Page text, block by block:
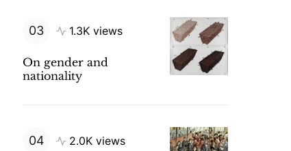
1.3K views
On gender and
nationality
2.0K views